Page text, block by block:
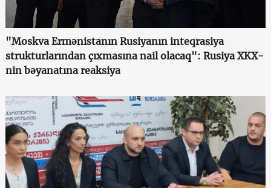
"Moskva Ermənistanın Rusiyanın inteqrasiya
strukturlarından çıxmasına nail olacaq": Rusiya XKX-
nin bəyanatına reaksiya